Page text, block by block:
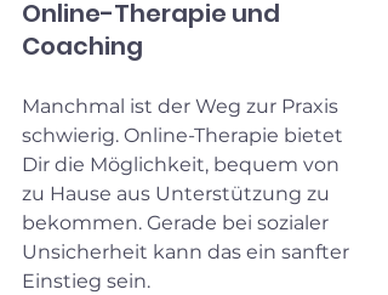
Online-Therapie und
Coaching
Manchmal ist der Weg zur Praxis
schwierig. Online-Therapie bietet
Dir die Möglichkeit, bequem von
zu Hause aus Unterstützung zu
bekommen. Gerade bei sozialer
Unsicherheit kann das ein sanfter
Einstieg sein.